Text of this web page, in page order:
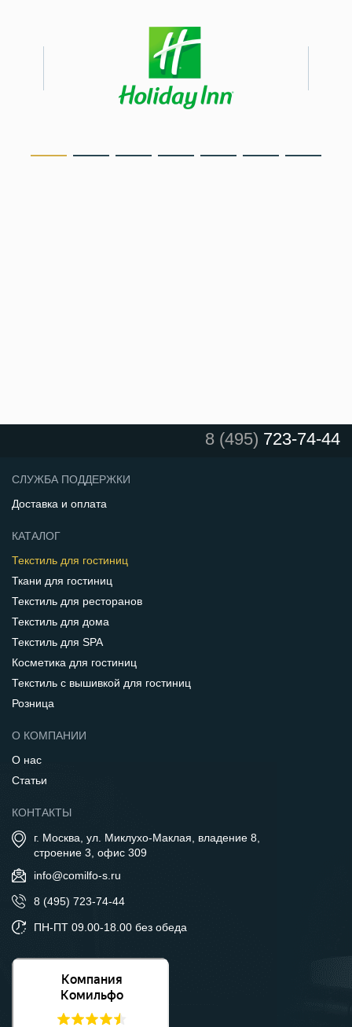
8 (495) 723-74-44
СЛУЖБА ПОДДЕРЖКИ
Доставка и оплата
КАТАЛОГ
Текстиль для гостиниц
Ткани для гостиниц
Текстиль для ресторанов
Текстиль для дома
Текстиль для SPA
Косметика для гостиниц
Текстиль с вышивкой для гостиниц
Розница
О КОМПАНИИ
О нас
Статьи
КОНТАКТЫ
г. Москва, ул. Миклухо-Маклая, владение 8,
строение 3, офис 309
info@comilfo-s.ru
8 (495) 723-74-44
ПН-ПТ 09.00-18.00 без обеда